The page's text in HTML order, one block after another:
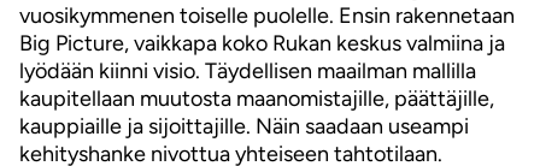
vuosikymmenen toiselle puolelle. Ensin rakennetaan
Big Picture, vaikkapa koko Rukan keskus valmiina ja
lyödään kiinni visio. Täydellisen maailman mallilla
kaupitellaan muutosta maanomistajille, päättäjille,
kauppiaille ja sijoittajille. Näin saadaan useampi
kehityshanke nivottua yhteiseen tahtotilaan.